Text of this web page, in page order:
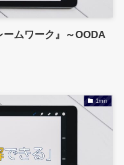
ームワーク』～OODA
1min